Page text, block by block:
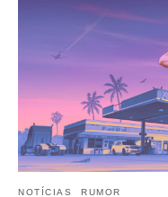
NOTÍCIAS RUMOR